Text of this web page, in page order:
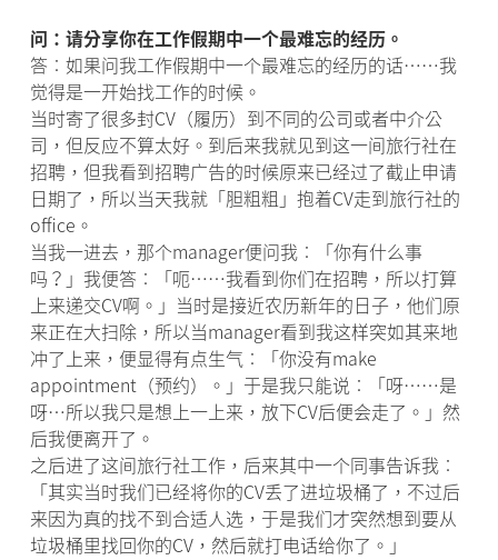
问：请分享你在工作假期中一个最难忘的经历。
答︰如果问我工作假期中一个最难忘的经历的话……我
觉得是一开始找工作的时候。
当时寄了很多封CV（履历）到不同的公司或者中介公
司，但反应不算太好。到后来我就见到这一间旅行社在
招聘，但我看到招聘广告的时候原来已经过了截止申请
日期了，所以当天我就「胆粗粗」抱着CV走到旅行社的
office。
当我一进去，那个manager便问我︰「你有什么事
吗？」我便答︰「呃……我看到你们在招聘，所以打算
上来递交CV啊。」当时是接近农历新年的日子，他们原
来正在大扫除，所以当manager看到我这样突如其来地
冲了上来，便显得有点生气︰「你没有make
appointment（预约）。」于是我只能说︰「呀……是
呀…所以我只是想上一上来，放下CV后便会走了。」然
后我便离开了。
之后进了这间旅行社工作，后来其中一个同事告诉我︰
「其实当时我们已经将你的CV丢了进垃圾桶了，不过后
来因为真的找不到合适人选，于是我们才突然想到要从
垃圾桶里找回你的CV，然后就打电话给你了。」